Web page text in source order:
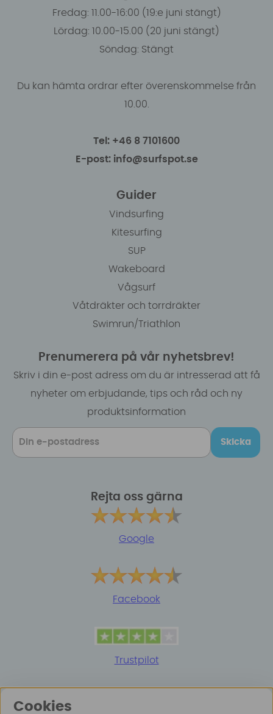
Fredag: 11.00-16:00 (19:e juni stängt)
Lördag: 10.00-15.00 (20 juni stängt)
Söndag: Stängt
Du kan hämta ordrar efter överenskommelse från
10.00.
Tel: +46 8 7101600
E-post: info@surfspot.se
Guider
Vindsurfing
Kitesurfing
SUP
Wakeboard
Vågsurf
Våtdräkter och torrdräkter
Swimrun/Triathlon
Prenumerera på vår nyhetsbrev!
Skriv i din e-post adress om du är intresserad att få
nyheter om erbjudande, tips och råd och ny
produktsinformation
Skicka
Rejta oss gärna
Google
Facebook
Trustpilot
Cookies